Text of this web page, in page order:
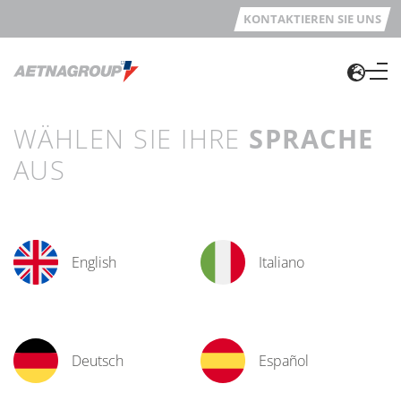
KONTAKTIEREN SIE UNS
WÄHLEN SIE IHRE SPRACHE
AUS
English Italiano
Deutsch Español